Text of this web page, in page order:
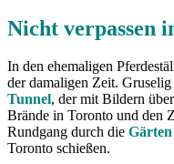
Nicht verpassen
In den ehemaligen
der damaligen Zeit.
Tunnel, der mit Bildern
Brände in Toronto und den
Rundgang durch die Gärten
Toronto schießen.